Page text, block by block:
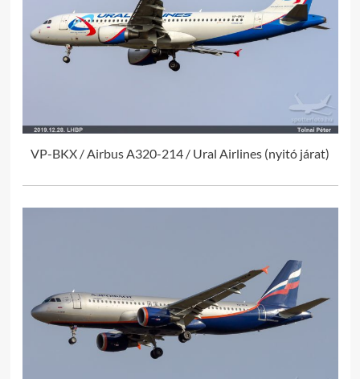
VP-BKX / Airbus A320-214 / Ural Airlines (nyitó járat)